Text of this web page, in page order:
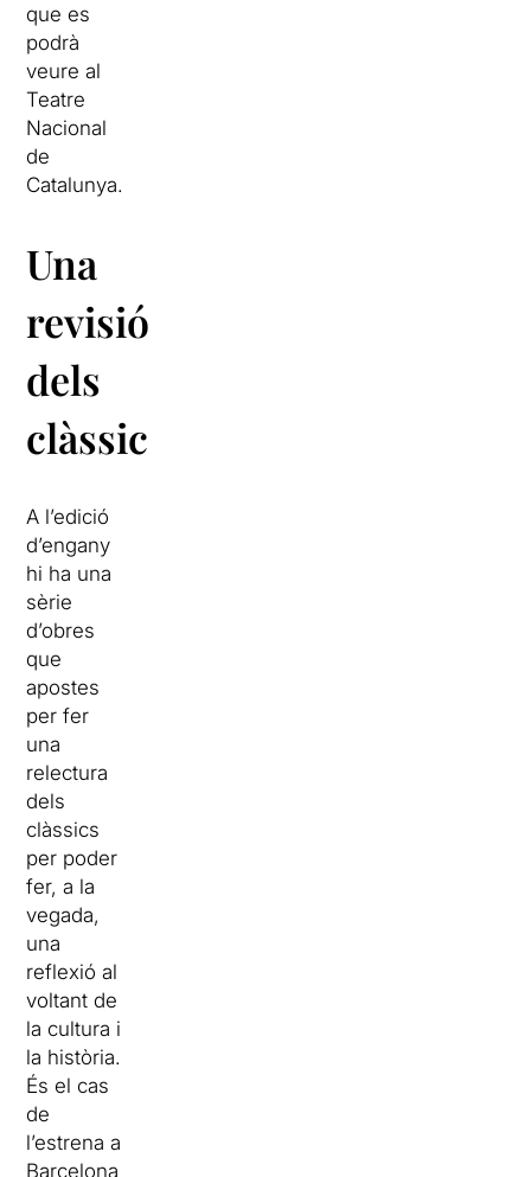
que es
podrà
veure al
Teatre
Nacional
de
Catalunya.
Una
revisió
dels
clàssics
A l’edició
d’engany
hi ha una
sèrie
d’obres
que
apostes
per fer
una
relectura
dels
clàssics
per poder
fer, a la
vegada,
una
reflexió al
voltant de
la cultura i
la història.
És el cas
de
l’estrena a
Barcelona